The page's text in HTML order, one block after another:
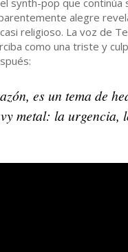
synth-pop que
alegre
religioso. La voz de
como una triste y
es un tema de
metal: la urgencia,